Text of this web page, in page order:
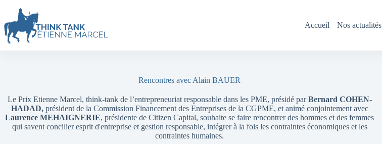
Accueil Nos actualités
Rencontres avec Alain BAUER
Le Prix Etienne Marcel, think-tank de l’entrepreneuriat responsable dans les PME, présidé parBernard COHEN-
HADAD,président de la Commission Financement des Entreprises de la CGPME, et animé conjointement avec
Laurence MEHAIGNERIE, présidente de Citizen Capital, souhaite se faire rencontrer des hommes et des femmes
qui savent concilier esprit d'entreprise et gestion responsable, intégrer à la fois les contraintes économiques et les
contraintes humaines.